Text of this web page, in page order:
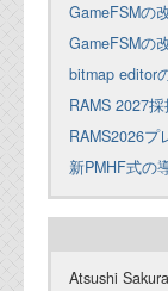
GameFSMの
GameFSMの
bitmap editor
RAMS 2027
RAMS2026プ
新PMHF式の
Atsushi